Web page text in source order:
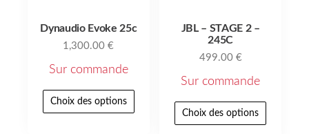
Dynaudio Evoke 25c
1,300.00€
Sur commande
Choix des options
JBL – STAGE 2 –
245C
499.00 €
Sur commande
Choix des options